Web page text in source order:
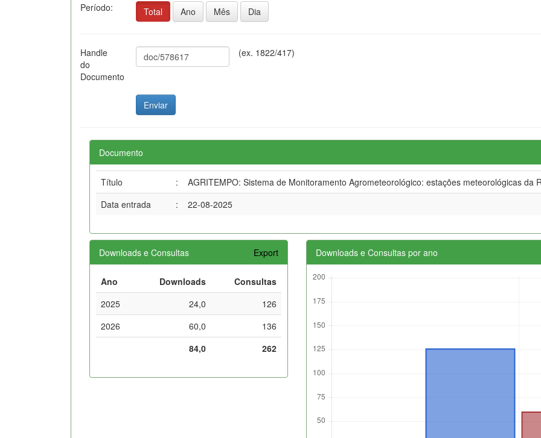
Período: Total Ano Mês Dia
Handle
do
Documento
(ex. 1822/417)
Documento
Título :
AGRITEMPO: Sistema de Monitoramento Agrometeorológico: estações meteorológicas da
Data entrada
: 22-08-2025
Downloads e Consultas Export
Ano Downloads
Consultas
2025
24,0
126
2026
60,0
136
84,0
262
Downloads e Consultas por ano